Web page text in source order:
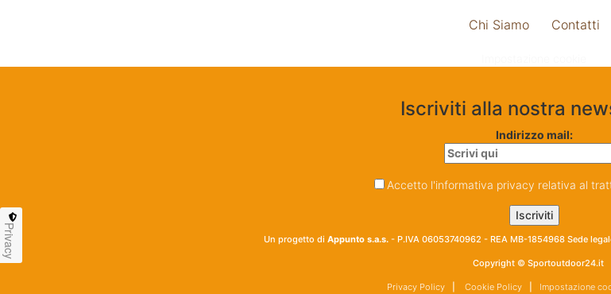
Chi Siamo Contatti
Iscriviti alla nostra
Indirizzo mail:
Accetto l'informativa privacy relativa al
Un progetto di Appunto s.a.s. - P.IVA 06053740962 - REA MB-1854968 Sede
Copyright © Sportoutdoor24.it
Privacy Policy| Cookie Policy| Impostazione
Privacy